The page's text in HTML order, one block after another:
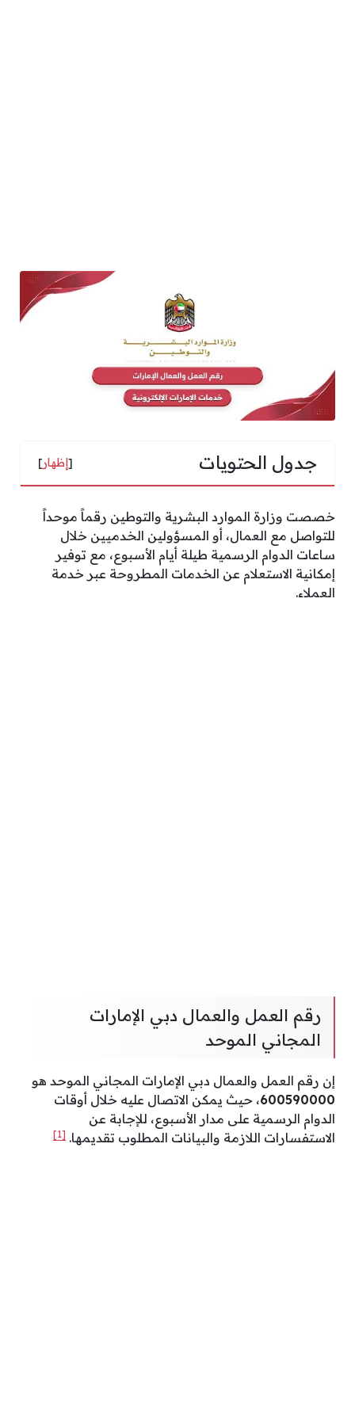
جدول الحتويات [إظهار]
خصصت وزارة الموارد البشرية والتوطين رقماً موحداً
للتواصل مع العمال، أو المسؤولين الخدميين خلال
ساعات الدوام الرسمية طيلة أيام الأسبوع، مع توفير
إمكانية الاستعلام عن الخدمات المطروحة عبر خدمة
العملاء.
رقم العمل والعمال دبي الإمارات
المجاني الموحد
إن رقم العمل والعمال دبي الإمارات المجاني الموحد هو
600590000، حيث يمكن الاتصال عليه خلال أوقات
الدوام الرسمية على مدار الأسبوع، للإجابة عن
الاستفسارات اللازمة والبيانات المطلوب تقديمها. [1]